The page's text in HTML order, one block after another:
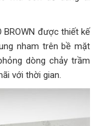
BROWN được thiết kế
nham trên bề mặt
dòng chảy trầm
với thời gian.